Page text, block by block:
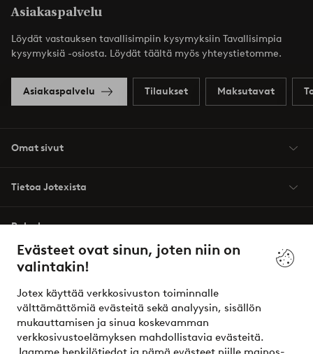
Evästeet ovat sinun, joten niin on
valintakin!
Jotex käyttää verkkosivuston toiminnalle
välttämättömiä evästeitä sekä analyysin, sisällön
mukauttamisen ja sinua koskevamman
verkkosivustoelämyksen mahdollistavia evästeitä.
Asiakaspalvelu
Löydät vastauksen tavallisimpiin kysymyksiin Tavallisimpia
kysymyksiä -osiosta. Löydät täältä myös yhteystietomme.
Asiakaspalvelu Tilaukset Maksutavat
Omat sivut
Tietoa Jotexista
Palvelumme
Ehdot
Ystävät